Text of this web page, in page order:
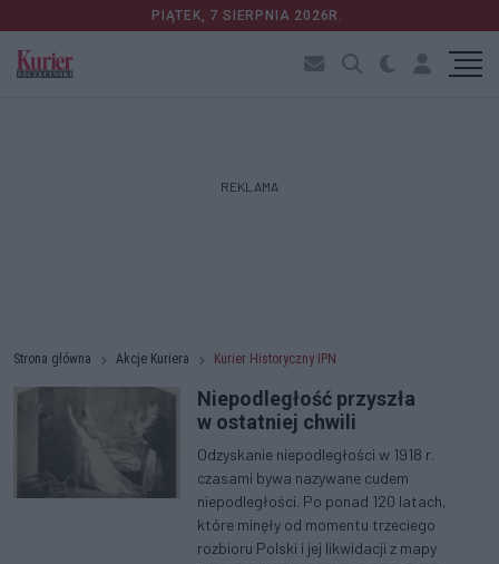
PIĄTEK, 7 SIERPNIA 2026R.
REKLAMA
Strona główna Akcje Kuriera Kurier Historyczny IPN
Niepodległość przyszła
w ostatniej chwili
Odzyskanie niepodległości w 1918 r.
czasami bywa nazywane cudem
niepodległości. Po ponad 120 latach,
które minęły od momentu trzeciego
rozbioru Polski i jej likwidacji z mapy